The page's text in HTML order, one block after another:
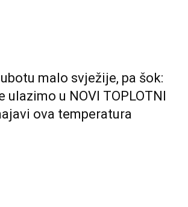
malo svježije, pa šok:
ulazimo u NOVI TOPLOTNI
ova temperatura